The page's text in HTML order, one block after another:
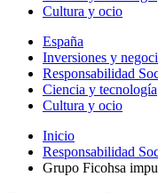
Cultura y ocio
España
Inversiones y
Responsabilidad
Ciencia y tecnología
Cultura y ocio
Inicio
Responsabilidad
Grupo Ficohsa